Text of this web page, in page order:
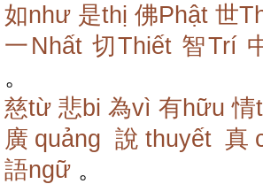
如như 是thị 佛Phật 世
一Nhất 切Thiết 智Trí
。
慈từ 悲bi 為vì 有hữu 情
廣quảng 說thuyết 真
語ngữ 。